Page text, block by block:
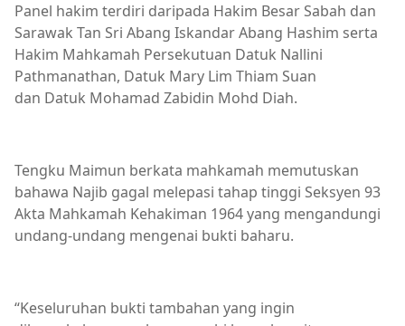
Panel hakim terdiri daripada Hakim Besar Sabah dan
Sarawak Tan Sri Abang Iskandar Abang Hashim serta
Hakim Mahkamah Persekutuan Datuk Nallini
Pathmanathan, Datuk Mary Lim Thiam Suan
dan Datuk Mohamad Zabidin Mohd Diah.
Tengku Maimun berkata mahkamah memutuskan
bahawa Najib gagal melepasi tahap tinggi Seksyen 93
Akta Mahkamah Kehakiman 1964 yang mengandungi
undang-undang mengenai bukti baharu.
“Keseluruhan bukti tambahan yang ingin